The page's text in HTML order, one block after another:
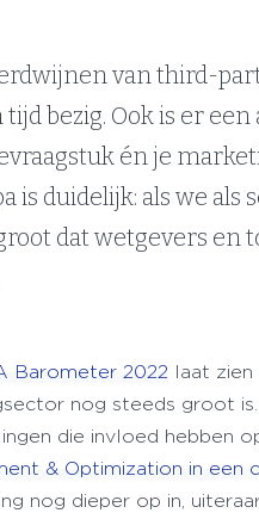
van third-
tijd bezig. Ook is er
én je
is duidelijk: als we
dat wetgevers en
Barometer 2022 laat
nog steeds groot
die invloed hebben
& Optimization in een
nog dieper op in,